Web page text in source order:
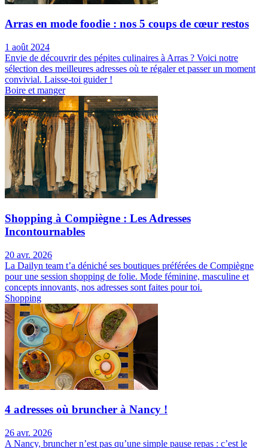
Arras en mode foodie : nos 5 coups de cœur restos
1 août 2024
Envie de découvrir des pépites culinaires à Arras ? Voici notre
sélection des meilleures adresses où te régaler et passer un moment
convivial. Laisse-toi guider !
Boire et manger
Shopping à Compiègne : Les Adresses
Incontournables
20 avr. 2026
La Dailyn team t’a déniché ses boutiques préférées de Compiègne
pour une session shopping de folie. Mode féminine, masculine et
concepts innovants, nos adresses sont faites pour toi.
Shopping
4 adresses où bruncher à Nancy !
26 avr. 2026
A Nancy, bruncher n’est pas qu’une simple pause repas : c’est le